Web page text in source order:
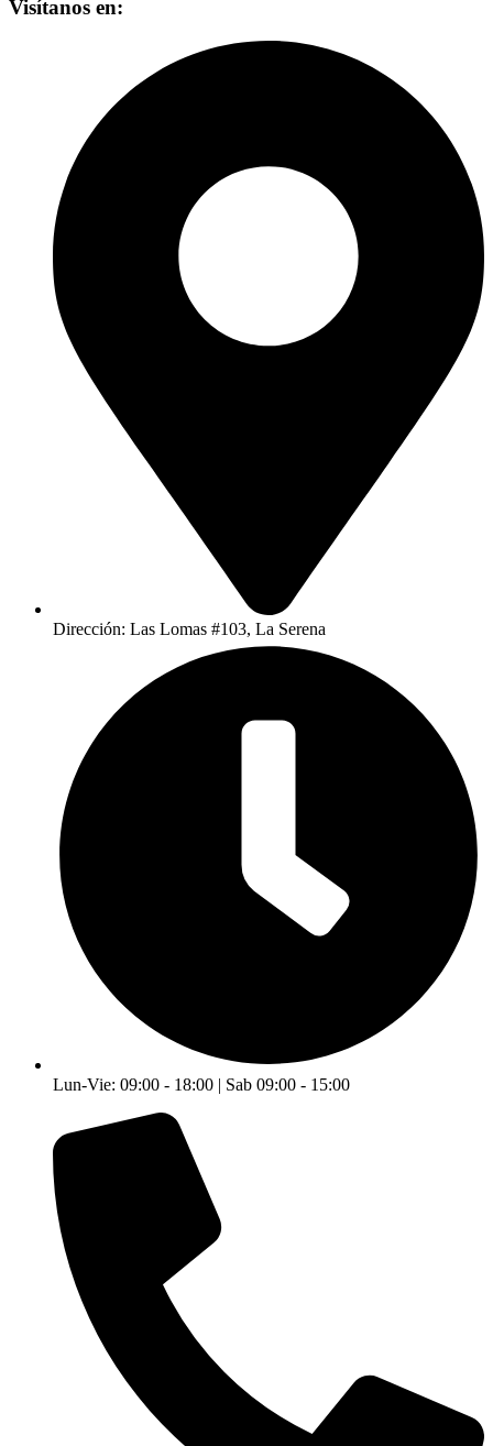
Visítanos en:
Dirección: Las Lomas #103, La Serena
Lun-Vie: 09:00 - 18:00 | Sab 09:00 - 15:00